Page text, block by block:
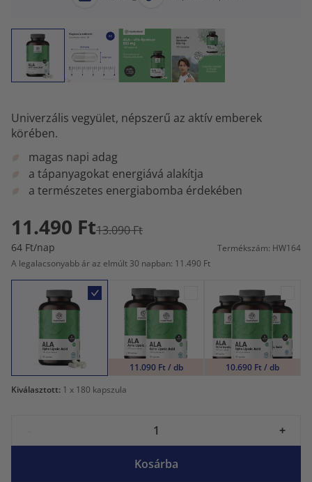
Univerzális vegyület, népszerű az aktív emberek
körében.
magas napi adag
a tápanyagokat energiává alakítja
a természetes energiabomba érdekében
11.490 Ft13.090 Ft
64 Ft/nap
Termékszám: HW164
A legalacsonyabb ár az elmúlt 30 napban: 11.490 Ft
11.090 Ft / db
10.690 Ft / db
Kiválasztott: 1 x 180 kapszula
+
Kosárba